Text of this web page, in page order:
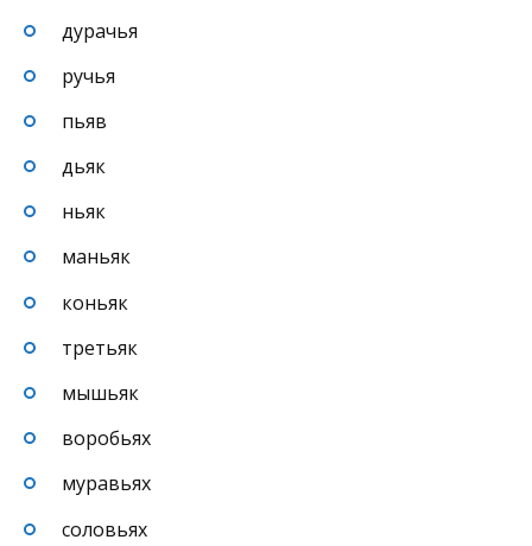
дурачья
ручья
пьяв
дьяк
ньяк
маньяк
коньяк
третьяк
мышьяк
воробьях
муравьях
соловьях